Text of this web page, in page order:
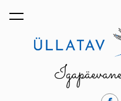
lisati ostukorvi.